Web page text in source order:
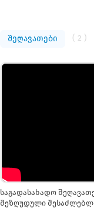
შეღავათები ( 2 )
საგადასახადო
შეზღუდული